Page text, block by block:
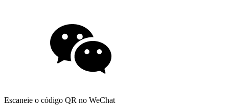
Escaneie o código QR no WeChat